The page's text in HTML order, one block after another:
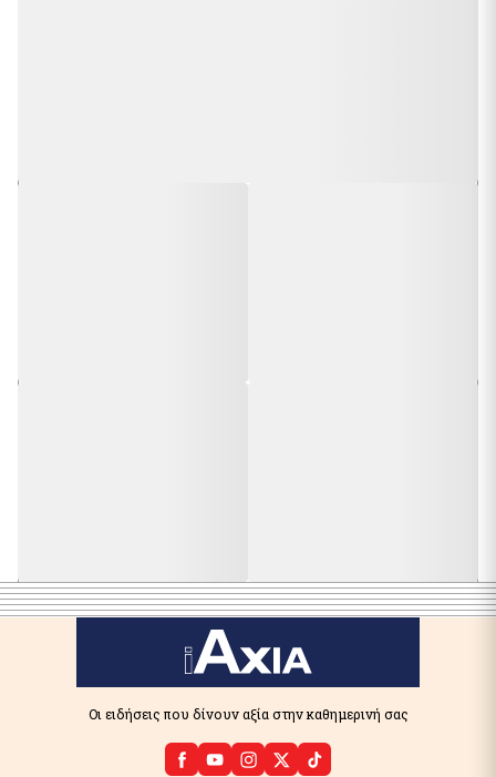
Οι ειδήσεις που δίνουν αξία στην καθημερινή σας